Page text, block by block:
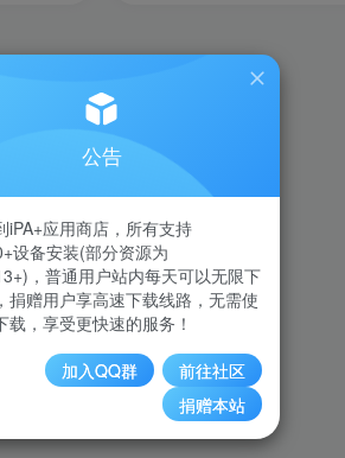
公告
iPA+应用商店，所有支持
设备安装(部分资源为
，普通用户站内每天可以无限下
捐赠用户享高速下载线路，无需使
载，享受更快速的服务！
加入QQ群
前往社区
捐赠本站